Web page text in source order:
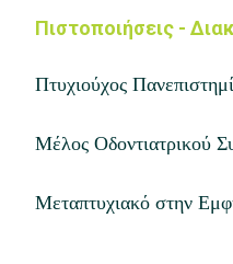
Πιστοποιήσεις -
Πτυχιούχος
Μέλος Οδοντιατρικού
Μεταπτυχιακό στην